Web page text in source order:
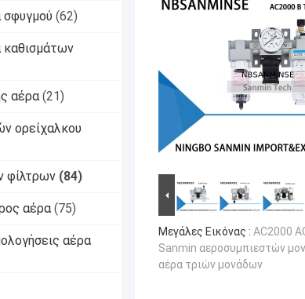
σφυγμού (62)
καθισμάτων
αέρα (21)
ορείχαλκου
φίλτρων (84)
αέρα (75)
αέρα
Μεγάλες Εικόνας : AC2000
Sanmin αεροσυμπιεστών
αέρα τριών μονάδων